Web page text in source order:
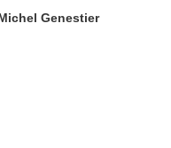
Genestier